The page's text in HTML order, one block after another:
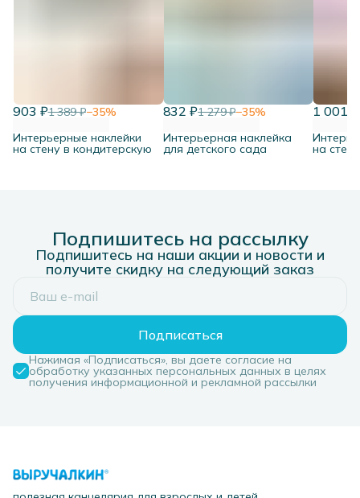
903 ₽1 389 ₽−35%
Интерьерные наклейки
на стену в кондитерскую
832 ₽1 279 ₽−35%
Интерьерная наклейка
для детского сада
1 001 ₽
на
Подпишитесь на рассылку
Подпишитесь на наши акции и новости и
получите скидку на следующий заказ
Подписаться
Нажимая «Подписаться», вы даете согласие на
обработку указанных персональных данных в целях
получения информационной и рекламной рассылки